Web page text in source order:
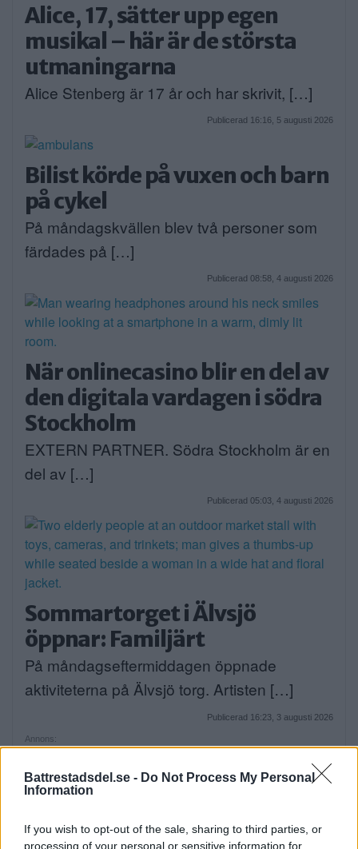
Battrestadsdel.se - Do Not Process My Personal
Information
If you wish to opt-out of the sale, sharing to third parties, or
processing of your personal or sensitive information for
Alice, 17, sätter upp egen
musikal – här är de största
utmaningarna
Alice Stenberg är 17 år och har skrivit, […]
Publicerad 16:16, 5 augusti 2026
Bilist körde på vuxen och barn
på cykel
På måndagskvällen blev två personer som
färdades på […]
Publicerad 08:58, 4 augusti 2026
När onlinecasino blir en del av
den digitala vardagen i södra
Stockholm
EXTERN PARTNER. Södra Stockholm är en
del av […]
Publicerad 05:03, 4 augusti 2026
Sommartorget i Älvsjö
öppnar: Familjärt
På måndagseftermiddagen öppnade
aktiviteterna på Älvsjö torg. Artisten […]
Publicerad 16:23, 3 augusti 2026
Annons:
Flydde i kajak – greps
På söndagsmorgonen följde polisen en man